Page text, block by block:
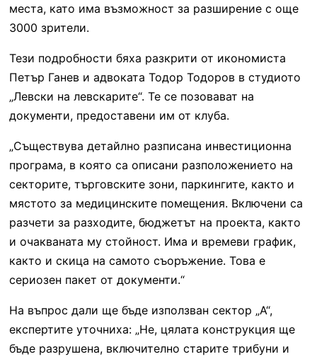
места, като има възможност за разширение с още
3000 зрители.
Тези подробности бяха разкрити от икономиста
Петър Ганев и адвоката Тодор Тодоров в студиото
„Левски на левскарите“. Те се позовават на
документи, предоставени им от клуба.
„Съществува детайлно разписана инвестиционна
програма, в която са описани разположението на
секторите, търговските зони, паркингите, както и
мястото за медицинските помещения. Включени са
разчети за разходите, бюджетът на проекта, както
и очакваната му стойност. Има и времеви график,
както и скица на самото съоръжение. Това е
сериозен пакет от документи.“
На въпрос дали ще бъде използван сектор „А“,
експертите уточниха: „Не, цялата конструкция ще
бъде разрушена, включително старите трибуни и